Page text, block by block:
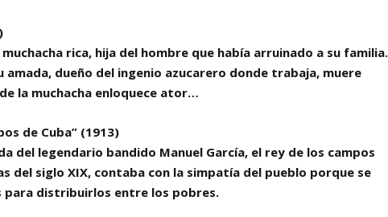
rica, hija del hombre que había arruinado a su familia.
amada, dueño del ingenio azucarero donde trabaja, muere
la muchacha enloquece ator…
de Cuba” (1913)
del legendario bandido Manuel García, el rey de los campos
del siglo XIX, contaba con la simpatía del pueblo porque se
para distribuirlos entre los pobres.